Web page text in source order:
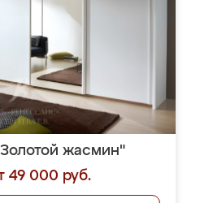
жасмин"
49 000 руб.